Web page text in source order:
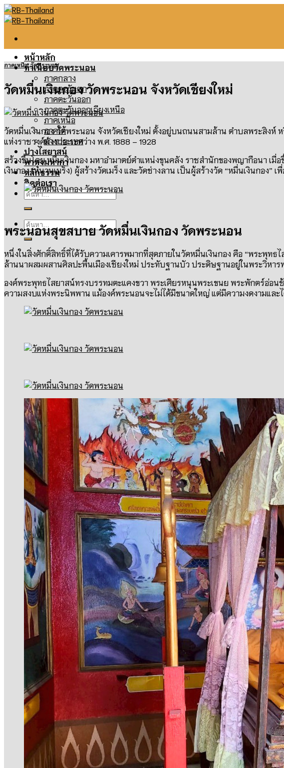
Skip
to
หน้าหลัก
ทำเนียบวัดพระนอน
ภาคกลาง
ภาคตะวันตก
ภาคตะวันออก
ภาคตะวันออกเฉียงเหนือ
ภาคเหนือ
ภาคใต้
ต่างประเทศ
ปางไสยาสน์
พาหุงมหากา
หลักธรรม
ติดต่อเรา
ค้นหา:
ค้นหา:
ภาคเหนือ,วัดพระนอน
วัดหมื่นเงินกอง วัดพระนอน จังหวัดเชียงใหม่
วัดหมื่นเงินกอง วัดพระนอน จังหวัดเชียงใหม่ ตั้งอยู่บนถนนสามล้าน ตำบลพระสิงห์
แห่งราชวงศ์มังราย ระหว่าง พ.ศ. 1888 – 1928
สร้างขึ้นโดย หมื่นเงินกอง มหาอำมาตย์ตำแหน่งขุนคลัง ราชสำนักของพญากือนา เมื่
เงินกอง (หนานเมร็ง) ผู้สร้างวัดเมร็ง และวัดช่างลาน เป็นผู้สร้างวัด “หมื่นเงินกอง”
พระนอนสุขสบาย วัดหมื่นเงินกอง วัดพระนอน
หนึ่งในสิ่งศักดิ์สิทธิ์ที่ได้รับความเคารพมากที่สุดภายในวัดหมื่นเงินกอง คือ “พระพุท
ล้านนาผสมผสานศิลปะพื้นเมืองเชียงใหม่ ประทับฐานบัว ประดิษฐานอยู่ในพระวิหาร
องค์พระพุทธไสยาสน์ทรงบรรทมตะแคงขวา พระเศียรหนุนพระเขนย พระพักตร์อ่อ
ความสงบแห่งพระนิพพาน แม้องค์พระนอนจะไม่ได้มีขนาดใหญ่ แต่มีความงดงามและ